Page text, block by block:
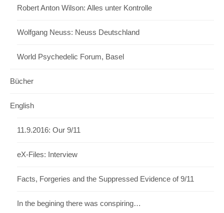
Robert Anton Wilson: Alles unter Kontrolle
Wolfgang Neuss: Neuss Deutschland
World Psychedelic Forum, Basel
Bücher
English
11.9.2016: Our 9/11
eX-Files: Interview
Facts, Forgeries and the Suppressed Evidence of 9/11
In the begining there was conspiring…